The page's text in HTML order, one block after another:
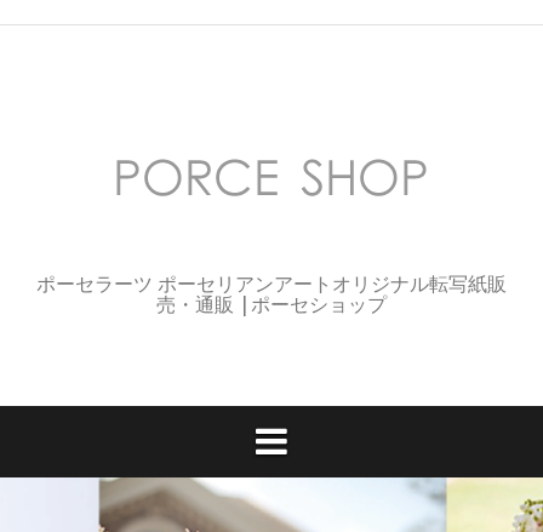
ポーセラーツ ポーセリアンアートオリジナル転写紙販
売・通販 |ポーセショップ